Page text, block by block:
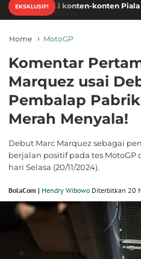
EKSKLUSIF!
konten-konten Piala Dunia 2026
Home MotoGP
Komentar
Marquez usai
Pembalap
Merah Menyala!
Debut Marc Marquez sebagai
berjalan positif pada tes MotoGP
hari Selasa (20/11/2024).
BolaCom | Hendry Wibowo Diterbitkan 20